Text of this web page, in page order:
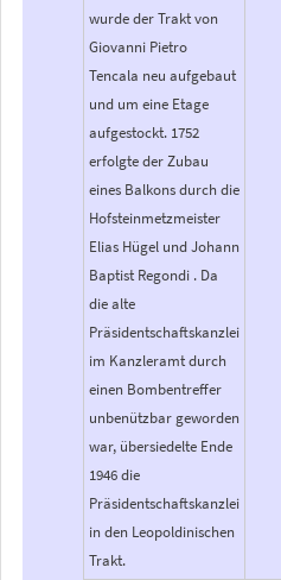
wurde der Trakt von
Giovanni Pietro
Tencala neu aufgebaut
und um eine Etage
aufgestockt. 1752
erfolgte der Zubau
eines Balkons durch die
Hofsteinmetzmeister
Elias Hügel und Johann
Baptist Regondi . Da
die alte
Präsidentschaftskanzlei
im Kanzleramt durch
einen Bombentreffer
unbenützbar geworden
war, übersiedelte Ende
1946 die
Präsidentschaftskanzlei
in den Leopoldinischen
Trakt.